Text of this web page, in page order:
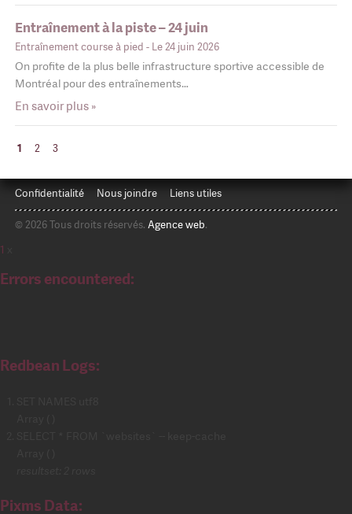
Entraînement à la piste – 24 juin
Entraînement course à pied - Le 24 juin 2026
On profite de la plus belle infrastructure sportive accessible de
Montréal pour des entraînements…
En savoir plus »
1 2 3
Confidentialité Nous joindre Liens utiles
© 2026 Tous droits réservés. Agence web.
1
Errors encountered:
Redbean Logs:
Pixms Data: